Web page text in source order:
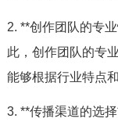
2. **创作团队的专
此，创作团队的专
能够根据行业特点
3. **传播渠道的选